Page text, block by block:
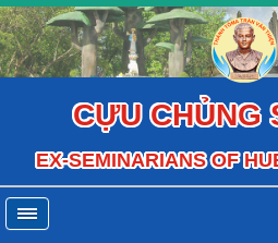
CỰU CHỦNG
EX-SEMINARIANS OF